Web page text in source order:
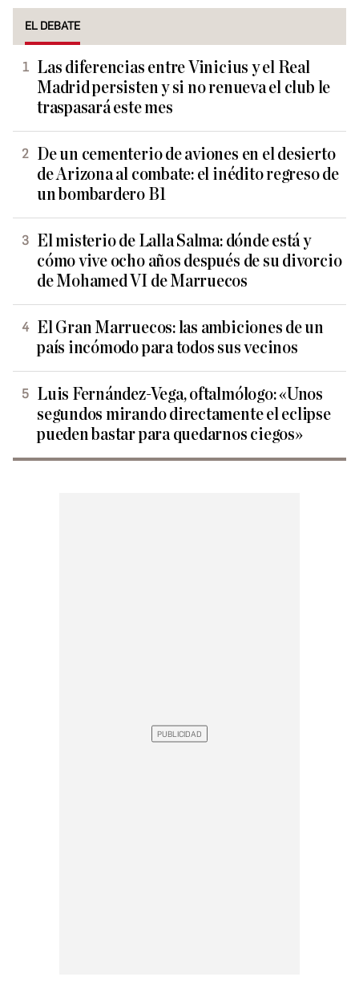
EL DEBATE
Las diferencias entre Vinicius y el Real
Madrid persisten y si no renueva el club le
traspasará este mes
De un cementerio de aviones en el desierto
de Arizona al combate: el inédito regreso de
un bombardero B1
El misterio de Lalla Salma: dónde está y
cómo vive ocho años después de su divorcio
de Mohamed VI de Marruecos
El Gran Marruecos: las ambiciones de un
país incómodo para todos sus vecinos
Luis Fernández-Vega, oftalmólogo: «Unos
segundos mirando directamente el eclipse
pueden bastar para quedarnos ciegos»